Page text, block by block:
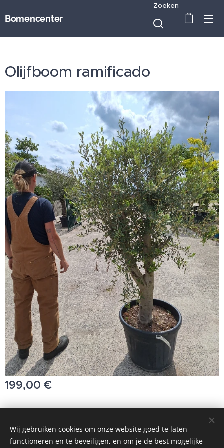
Bomencenter
Zoeken
Olijfboom ramificado
199,00 €
© 2025 Alle rechten voorbehouden
Cookies
Wij gebruiken cookies om onze website goed te laten
functioneren en te beveiligen, en om je de best mogelijke